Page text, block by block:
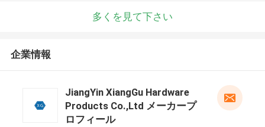
多くを見て下さい
企業情報
JiangYin XiangGu Hardware
Products Co.,Ltd メーカープ
ロフィール